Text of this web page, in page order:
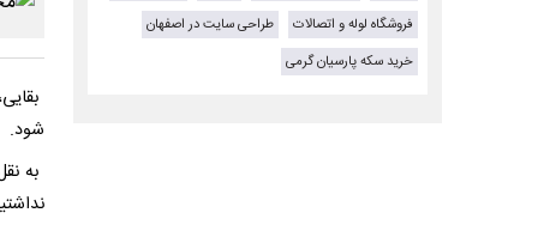
شود.
به
فروشگاه لوله و اتصالات
طراحی سایت در اصفهان
خرید سکه پارسیان گرمی